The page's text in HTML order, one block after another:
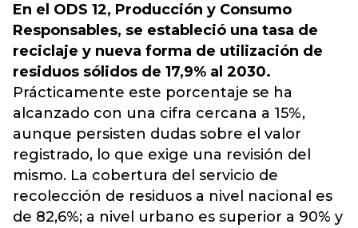
En el ODS 12, Producción y Consumo
Responsables, se estableció una tasa de
reciclaje y nueva forma de utilización de
residuos sólidos de 17,9% al 2030.
Prácticamente este porcentaje se ha
alcanzado con una cifra cercana a 15%,
aunque persisten dudas sobre el valor
registrado, lo que exige una revisión del
mismo. La cobertura del servicio de
recolección de residuos a nivel nacional es
de 82,6%; a nivel urbano es superior a 90% y